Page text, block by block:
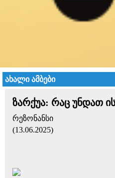
ახალი ამბები
ზარქუა: რაც უნდათ
რეზონანსი
(13.06.2025)